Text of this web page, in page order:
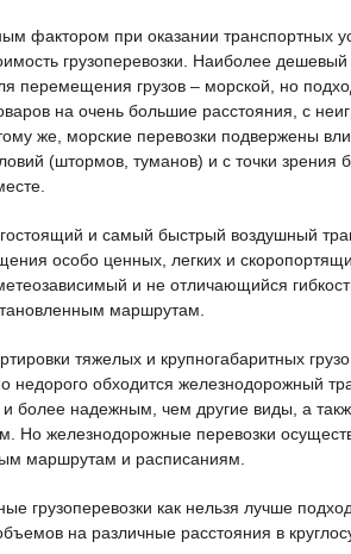
фактором при оказании транспортных
грузоперевозки. Наиболее дешевый
перемещения грузов – морской, но
на очень большие расстояния, с
же, морские перевозки подвержены
(штормов, туманов) и с точки зрения
и самый быстрый воздушный
особо ценных, легких и
и не отличающийся
маршрутам.
тяжелых и крупногабаритных
недорого обходится железнодорожный
более надежным, чем другие виды, а
Но железнодорожные перевозки
маршрутам и расписаниям.
грузоперевозки как нельзя лучше
на различные расстояния в